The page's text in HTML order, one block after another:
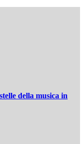
della musica in